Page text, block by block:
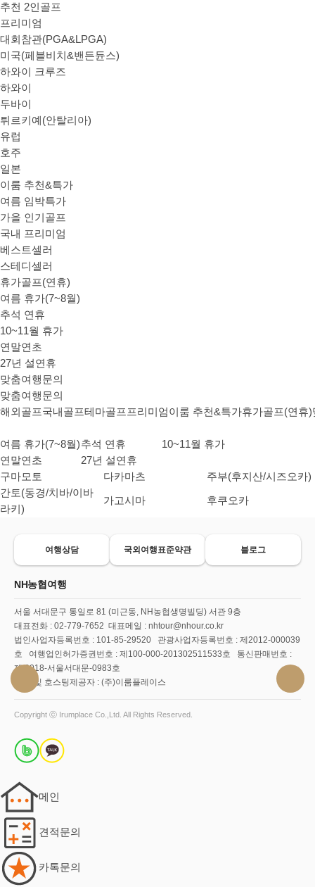
추천 2인골프
프리미엄
대회참관(PGA&LPGA)
미국(페블비치&밴든듄스)
하와이 크루즈
하와이
두바이
튀르키예(안탈리아)
유럽
호주
일본
이룸 추천&특가
여름 임박특가
가을 인기골프
국내 프리미엄
베스트셀러
스테디셀러
휴가골프(연휴)
여름 휴가(7~8월)
추석 연휴
10~11월 휴가
연말연초
27년 설연휴
맞춤여행문의
맞춤여행문의
해외골프국내골프테마골프 프리미엄이룸 추천&특가휴가골프(연휴)
여름 휴가(7~8월)추석 연휴
10~11월 휴가
연말연초
27년 설연휴
구마모토
다카마츠
주부(후지산/시즈오카)
간토(동경/치바/이바
라키)
가고시마 후쿠오카
여행상담 국외여행표준약관 블로그
NH농협여행
서울 서대문구 통일로 81 (미근동, NH농협생명빌딩) 서관 9층
대표전화 : 02-779-7652 대표메일 : nhtour@nhour.co.kr
법인사업자등록번호 : 101-85-29520 관광사업자등록번호 : 제2012-000039
호 여행업인허가증권번호 : 제100-000-201302511533호 통신판매번호 :
제 2018-서울서대문-0983호
ERP 및 호스팅제공자 : (주)이룸플레이스
Copyright ⓒ Irumplace Co.,Ltd. All Rights Reserved.
메인
견적문의
카톡문의